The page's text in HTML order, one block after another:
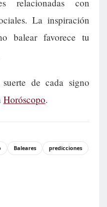
relacionadas con
La inspiración
balear favorece tu
de cada signo
Horóscopo.
Baleares
predicciones